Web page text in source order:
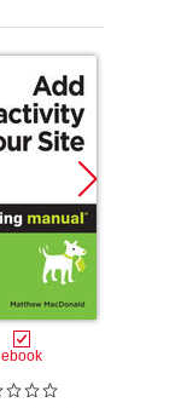
ebook